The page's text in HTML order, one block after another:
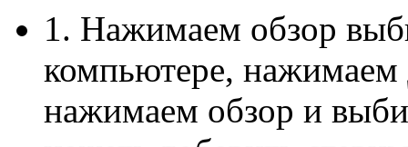
1. Нажимаем обзор
компьютере, нажимаем
нажимаем обзор и